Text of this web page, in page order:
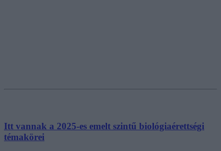
Itt vannak a 2025-es emelt szintű biológiaérettségi
témakörei